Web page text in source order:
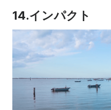
14.インパクト